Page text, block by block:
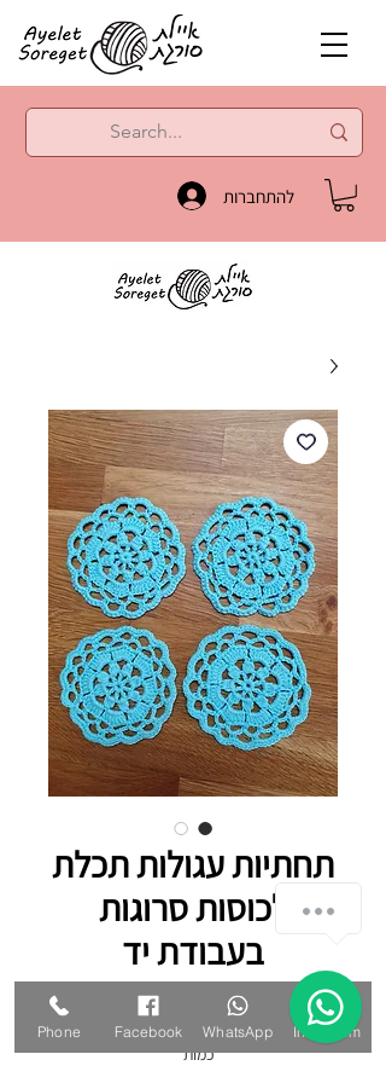
להתחברות
תחתיות עגולות תכלת
לכוסות סרוגות
בעבודת יד
מחיר
כמות *
Phone Facebook WhatsApp Instagram